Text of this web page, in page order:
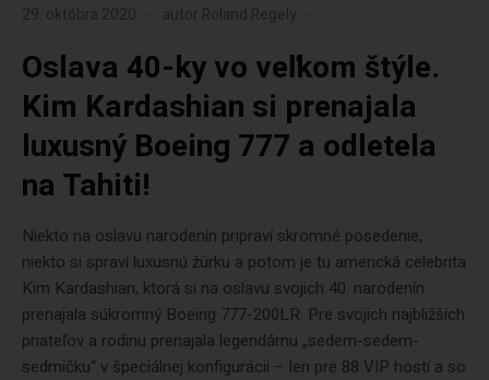
29. októbra 2020 autor Roland Regely
Oslava 40-ky vo veľkom štýle.
Kim Kardashian si prenajala
luxusný Boeing 777 a odletela
na Tahiti!
Niekto na oslavu narodenín pripraví skromné posedenie,
niekto si spraví luxusnú žúrku a potom je tu americká celebrita
Kim Kardashian, ktorá si na oslavu svojich 40. narodenín
prenajala súkromný Boeing 777-200LR. Pre svojich najbližších
priateľov a rodinu prenajala legendárnu „sedem-sedem-
sedmičku“ v špeciálnej konfigurácii – len pre 88 VIP hostí a so